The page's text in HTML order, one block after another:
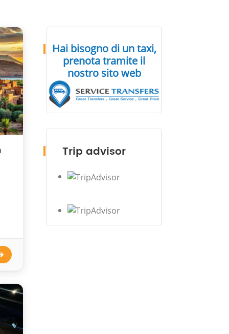
Hai bisogno di un taxi,
prenota tramite il
nostro sito web
Trip advisor